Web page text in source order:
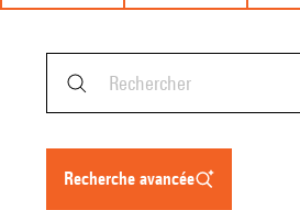
recherche avancée